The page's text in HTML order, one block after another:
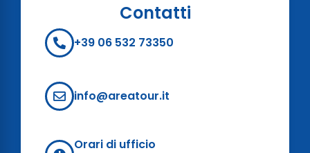
Contatti
+39 06 532 73350
info@areatour.it
Orari di ufficio